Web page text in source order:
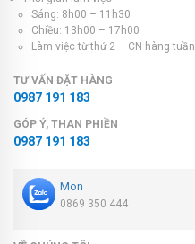
Sáng: 8h00 – 11h30
Chiều: 13h00 – 17h00
Làm việc từ thứ 2 – CN hàng tuần
TƯ VẤN ĐẶT HÀNG
0987 191 183
GÓP Ý, THAN PHIỀN
0987 191 183
Mon
0869 350 444